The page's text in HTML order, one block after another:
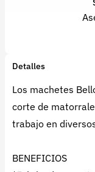
Detalles
Los machetes
corte de
trabajo en
BENEFICIOS